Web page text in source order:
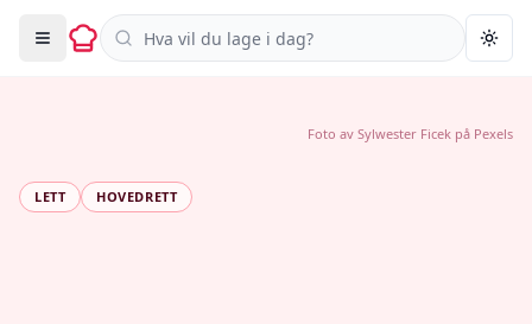
Søk i oppskrifter
LETT HOVEDRETT
Foto av Sylwester Ficek på Pexels